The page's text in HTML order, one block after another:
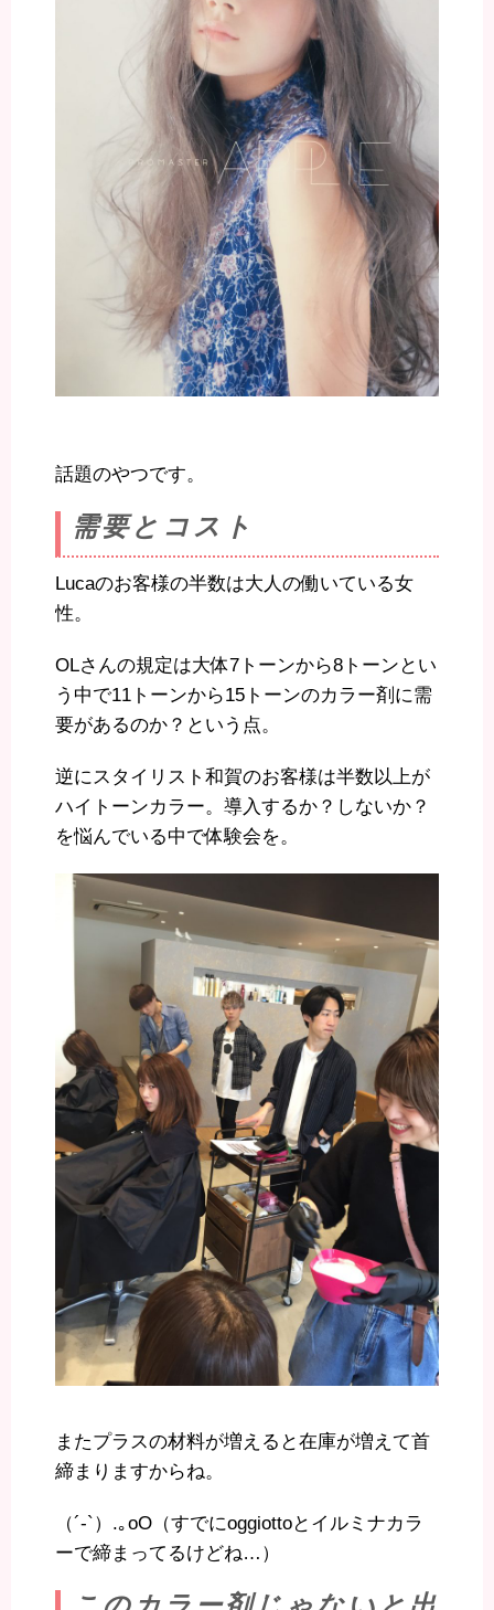
話題のやつです。
需要とコスト
Lucaのお客様の半数は大人の働いている女
性。
OLさんの規定は大体7トーンから8トーンとい
う中で11トーンから15トーンのカラー剤に需
要があるのか？という点。
逆にスタイリスト和賀のお客様は半数以上が
ハイトーンカラー。導入するか？しないか？
を悩んでいる中で体験会を。
またプラスの材料が増えると在庫が増えて首
締まりますからね。
（´-`）.｡oO（すでにoggiottoとイルミナカラ
ーで締まってるけどね…）